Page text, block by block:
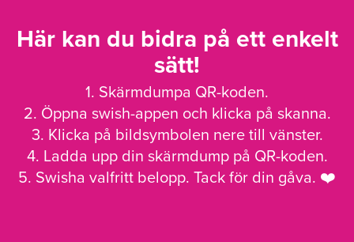
Här kan du bidra på ett enkelt
sätt!
1. Skärmdumpa QR-koden.
2. Öppna swish-appen och klicka på skanna.
3. Klicka på bildsymbolen nere till vänster.
4. Ladda upp din skärmdump på QR-koden.
5. Swisha valfritt belopp. Tack för din gåva. ❤️